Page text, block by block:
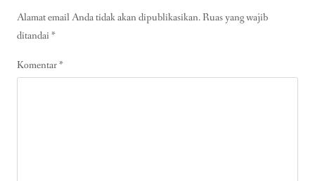
Alamat email Anda tidak akan dipublikasikan.Ruas yang wajib
ditandai*
Komentar*